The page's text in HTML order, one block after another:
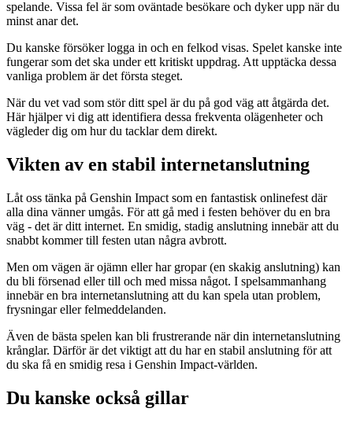
spelande. Vissa fel är som oväntade besökare och dyker upp när du
minst anar det.
Du kanske försöker logga in och en felkod visas. Spelet kanske inte
fungerar som det ska under ett kritiskt uppdrag. Att upptäcka dessa
vanliga problem är det första steget.
När du vet vad som stör ditt spel är du på god väg att åtgärda det.
Här hjälper vi dig att identifiera dessa frekventa olägenheter och
vägleder dig om hur du tacklar dem direkt.
Vikten av en stabil internetanslutning
Låt oss tänka på Genshin Impact som en fantastisk onlinefest där
alla dina vänner umgås. För att gå med i festen behöver du en bra
väg - det är ditt internet. En smidig, stadig anslutning innebär att du
snabbt kommer till festen utan några avbrott.
Men om vägen är ojämn eller har gropar (en skakig anslutning) kan
du bli försenad eller till och med missa något. I spelsammanhang
innebär en bra internetanslutning att du kan spela utan problem,
frysningar eller felmeddelanden.
Även de bästa spelen kan bli frustrerande när din internetanslutning
krånglar. Därför är det viktigt att du har en stabil anslutning för att
du ska få en smidig resa i Genshin Impact-världen.
Du kanske också gillar